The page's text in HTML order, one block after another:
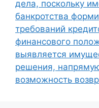
дела, поскольку
банкротства
требований
финансового
выявляется
решения,
возможность